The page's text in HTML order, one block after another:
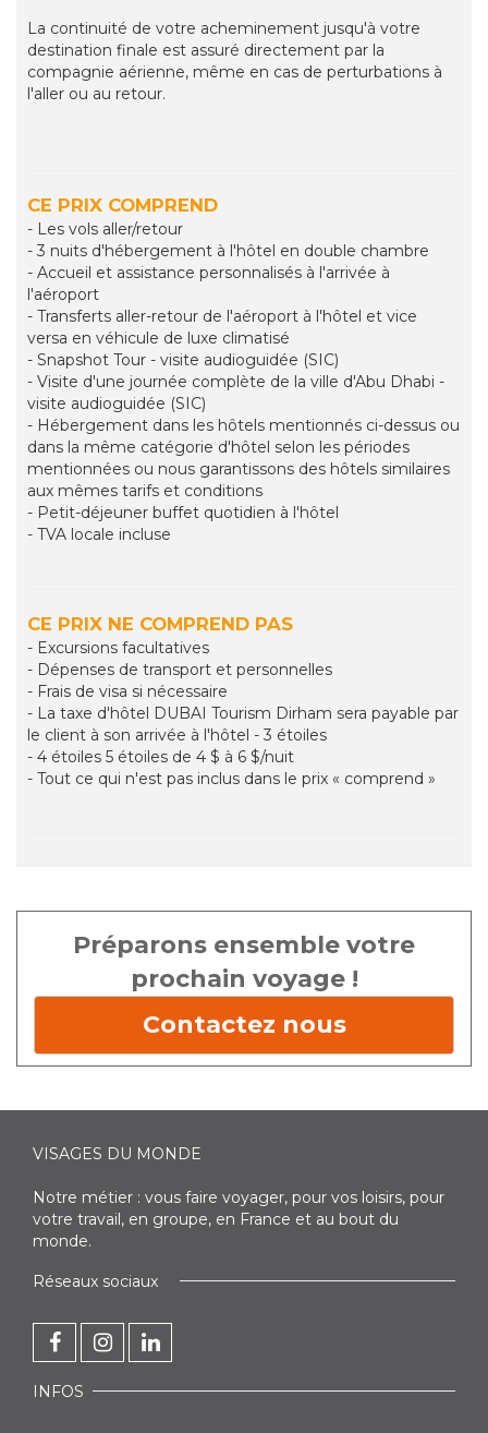
La continuité de votre acheminement jusqu'à votre
destination finale est assuré directement par la
compagnie aérienne, même en cas de perturbations à
l'aller ou au retour.
CE PRIX COMPREND
- Les vols aller/retour
- 3 nuits d'hébergement à l'hôtel en double chambre
- Accueil et assistance personnalisés à l'arrivée à
l'aéroport
- Transferts aller-retour de l'aéroport à l'hôtel et vice
versa en véhicule de luxe climatisé
- Snapshot Tour - visite audioguidée (SIC)
- Visite d'une journée complète de la ville d'Abu Dhabi -
visite audioguidée (SIC)
- Hébergement dans les hôtels mentionnés ci-dessus ou
dans la même catégorie d'hôtel selon les périodes
mentionnées ou nous garantissons des hôtels similaires
aux mêmes tarifs et conditions
- Petit-déjeuner buffet quotidien à l'hôtel
- TVA locale incluse
CE PRIX NE COMPREND PAS
- Excursions facultatives
- Dépenses de transport et personnelles
- Frais de visa si nécessaire
- La taxe d'hôtel DUBAI Tourism Dirham sera payable par
le client à son arrivée à l'hôtel - 3 étoiles
- 4 étoiles 5 étoiles de 4 $ à 6 $/nuit
- Tout ce qui n'est pas inclus dans le prix « comprend »
Préparons ensemble votre
prochain voyage !
Contactez nous
VISAGES DU MONDE
Notre métier : vous faire voyager, pour vos loisirs, pour
votre travail, en groupe, en France et au bout du
monde.
Réseaux sociaux
INFOS